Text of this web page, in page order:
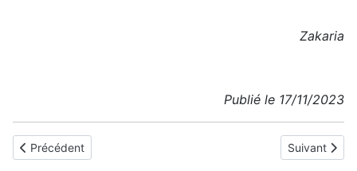
Zakaria
Publié le 17/11/2023
Article précédent : Explantation et réimplantation : le
Précédent Article
Suivant